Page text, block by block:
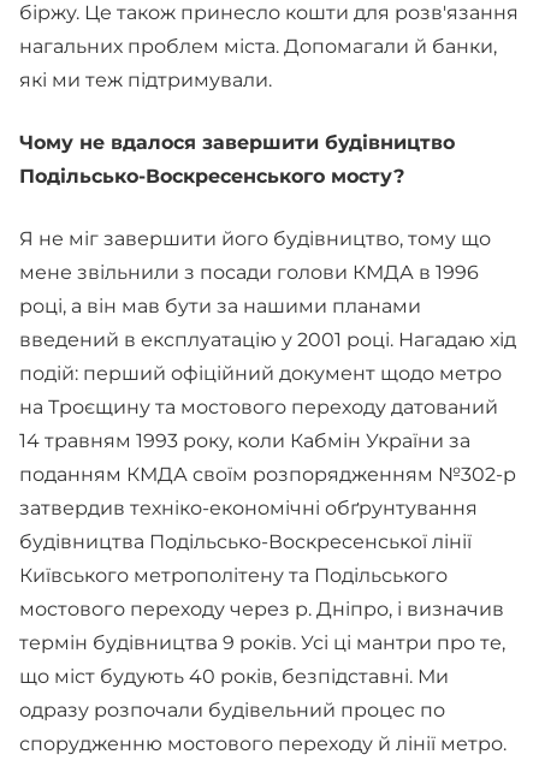
біржу. Це також принесло кошти для розв'язання
нагальних проблем міста. Допомагали й банки,
які ми теж підтримували.
Чому не вдалося завершити будівництво
Подільсько-Воскресенського мосту?
Я не міг завершити його будівництво, тому що
мене звільнили з посади голови КМДА в 1996
році, а він мав бути за нашими планами
введений в експлуатацію у 2001 році. Нагадаю хід
подій: перший офіційний документ щодо метро
на Троєщину та мостового переходу датований
14 травням 1993 року, коли Кабмін України за
поданням КМДА своїм розпорядженням №302-р
затвердив техніко-економічні обґрунтування
будівництва Подільсько-Воскресенської лінії
Київського метрополітену та Подільського
мостового переходу через р. Дніпро, і визначив
термін будівництва 9 років. Усі ці мантри про те,
що міст будують 40 років, безпідставні. Ми
одразу розпочали будівельний процес по
спорудженню мостового переходу й лінії метро.